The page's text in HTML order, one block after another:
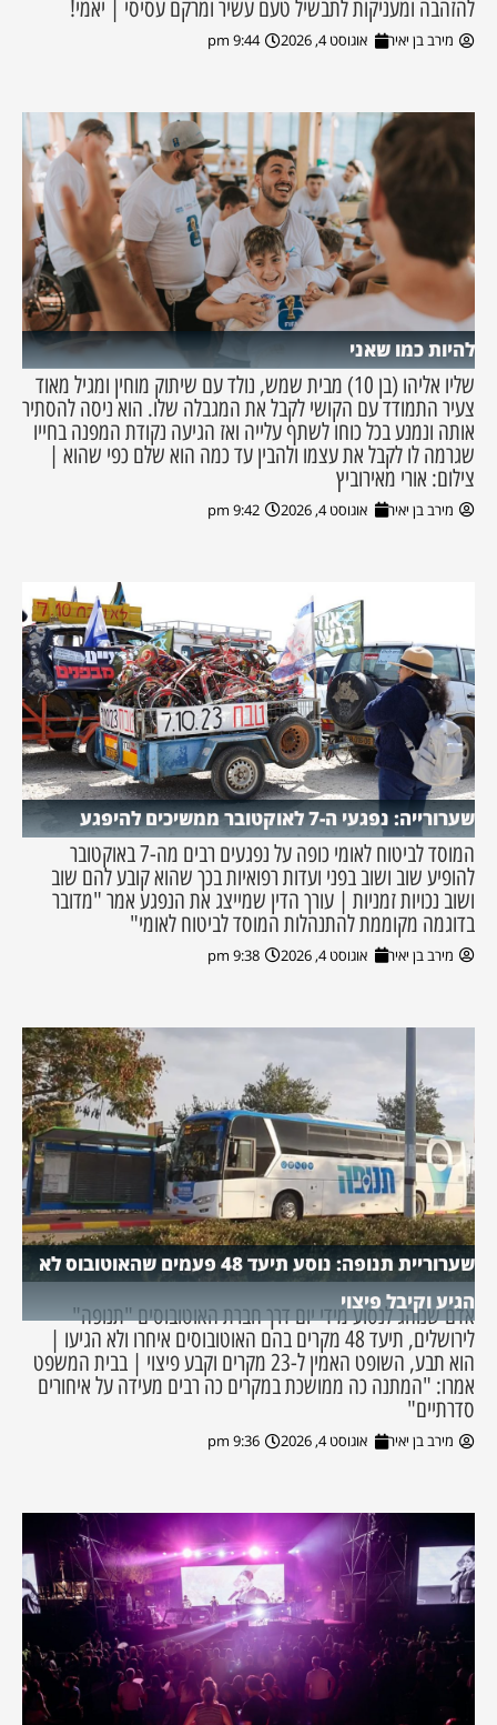
להזהבה ומעניקות לתבשיל טעם עשיר ומרקם עסיסי | יאמי!
מירב בן יאיר אוגוסט 4, 2026 9:44 pm
להיות כמו שאני
שליו אליהו (בן 10) מבית שמש, נולד עם שיתוק מוחין ומגיל מאוד
צעיר התמודד עם הקושי לקבל את המגבלה שלו. הוא ניסה להסתיר
אותה ונמנע בכל כוחו לשתף עלייה ואז הגיעה נקודת המפנה בחייו
שגרמה לו לקבל את עצמו ולהבין עד כמה הוא שלם כפי שהוא |
צילום: אורי מאירוביץ
מירב בן יאיר אוגוסט 4, 2026 9:42 pm
שערורייה: נפגעי ה-7 לאוקטובר ממשיכים להיפגע
המוסד לביטוח לאומי כופה על נפגעים רבים מה-7 באוקטובר
להופיע שוב ושוב בפני ועדות רפואיות בכך שהוא קובע להם שוב
ושוב נכויות זמניות | עורך הדין שמייצג את הנפגע אמר "מדובר
בדוגמה מקוממת להתנהלות המוסד לביטוח לאומי"
מירב בן יאיר אוגוסט 4, 2026 9:38 pm
שערוריית תנופה: נוסע תיעד 48 פעמים שהאוטובוס לא
הגיע וקיבל פיצוי
אדם שנוהג לנסוע מידי יום דרך חברת האוטובוסים "תנופה"
לירושלים, תיעד 48 מקרים בהם האוטובוסים איחרו ולא הגיעו |
הוא תבע, השופט האמין ל-23 מקרים וקבע פיצוי | בבית המשפט
אמרו: "המתנה כה ממושכת במקרים כה רבים מעידה על איחורים
סדרתיים"
מירב בן יאיר אוגוסט 4, 2026 9:36 pm